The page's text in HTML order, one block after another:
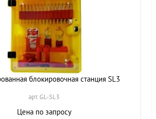
блокировочная станция SL3
арт. GL-SL3
Цена по запросу